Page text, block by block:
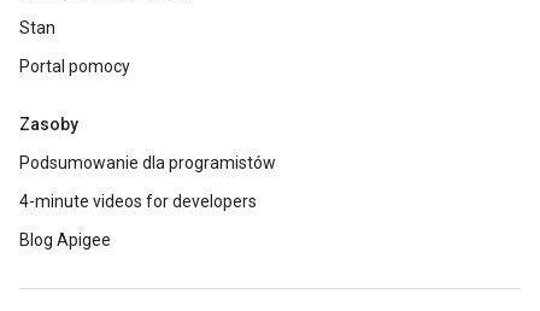
Stan
Portal pomocy
Zasoby
Podsumowanie dla programistów
4-minute videos for developers
Blog Apigee